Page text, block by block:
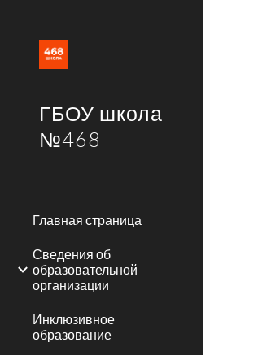
ГБОУ школа
№468
Главная страница
Сведения об
образовательной
организации
Инклюзивное
образование